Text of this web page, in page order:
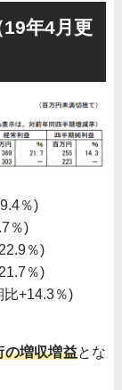
年4月更
％)
％)
％)
％)
比+14.3％)
の増収増益とな